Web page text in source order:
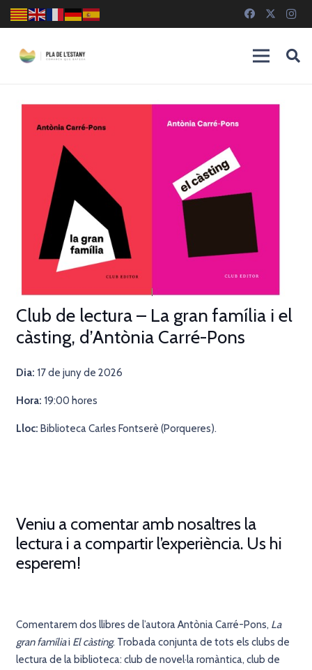
Club de lectura – La gran família i el
càsting, d’Antònia Carré-Pons
Dia: 17 de juny de 2026
Hora: 19:00 hores
Lloc: Biblioteca Carles Fontserè (Porqueres).
Veniu a comentar amb nosaltres la
lectura i a compartir l’experiència. Us hi
esperem!
Comentarem dos llibres de l’autora Antònia Carré-Pons, La
gran famíliai El càsting. Trobada conjunta de tots els clubs de
lectura de la biblioteca: club de novel·la romàntica, club de